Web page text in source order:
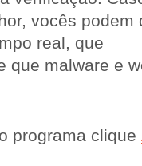
vocês podem
real, que
que malware e
programa clique